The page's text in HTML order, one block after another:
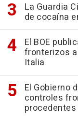
La Guardia
de cocaína
El BOE
fronterizos
Italia
El Gobierno
controles